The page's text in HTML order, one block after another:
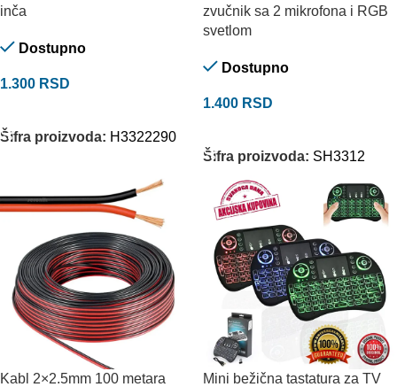
inča
Dostupno
1.300 RSD
Šifra proizvoda: H3322290
zvučnik sa 2 mikrofona i RGB
svetlom
Dostupno
1.400 RSD
Šifra proizvoda: SH3312
Kabl 2×2.5mm 100 metara
Mini bežična tastatura za TV